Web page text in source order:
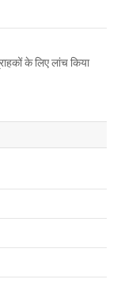
के लिए लांच किया